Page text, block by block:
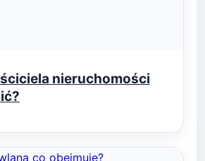
nieruchomości